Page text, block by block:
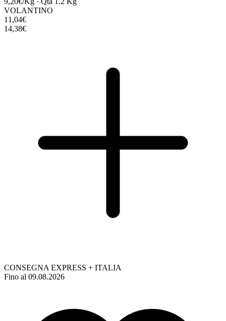
VOLANTINO
11,04€
14,38€
CONSEGNA EXPRESS + ITALIA
Fino al 09.08.2026